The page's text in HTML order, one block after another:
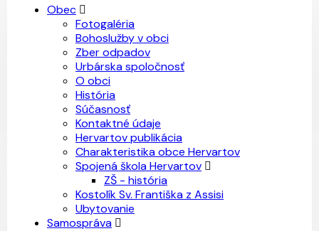
Obec
Fotogaléria
Bohoslužby v obci
Zber odpadov
Urbárska spoločnosť
O obci
História
Súčasnosť
Kontaktné údaje
Hervartov publikácia
Charakteristika obce Hervartov
Spojená škola Hervartov
ZŠ - história
Kostolík Sv. Františka z Assisi
Ubytovanie
Samospráva